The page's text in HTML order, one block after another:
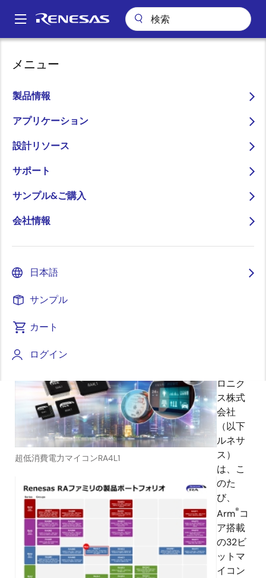
ン
Main
メニュー
製品情報
アプリケーション
設計リソース
サポート
サンプル&ご購入
会社情報
日本語
サンプル
カート
ログイン
パ
ン
く
ず
タッチキーとセグメントLCDおよび堅牢なセキュリティ機能を備えた
タッチキーとセグメント
LCDおよび堅牢なセキュリ
ティ機能を備えた超低消費
電力マイコン「RA4L1」を
発表
～消費電力に敏感なメータ、IoTセン
リケーションに最適～
2025年2月19日
超低消費電力マイコンRA4L1
ロニク
ス株式
会社
（以下
ルネサ
ス）
は、こ
のた
び、
Arm®コ
ア搭載
の32ビ
ットマ
イコン